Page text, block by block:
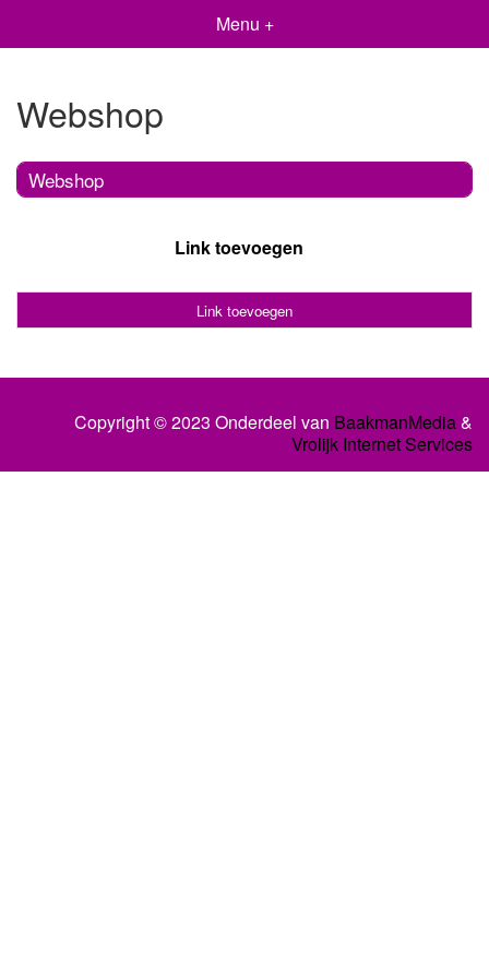
Menu +
Webshop
Webshop
Link toevoegen
Link toevoegen
Copyright © 2023 Onderdeel van BaakmanMedia&
Vrolijk Internet Services